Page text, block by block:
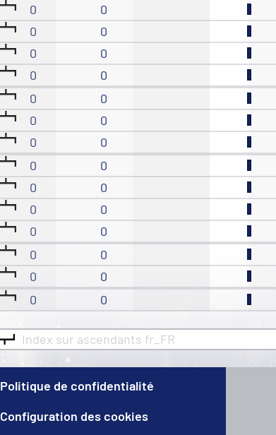
0
0
0
0
0
0
0 0
0
0
0
0
0 0
0
0
0
0
0
0
0 0
0
0
0
0
0 0
Index sur ascendants fr_FR
Politique de confidentialité
Configuration des cookies